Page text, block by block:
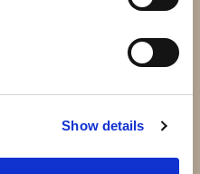
Show details